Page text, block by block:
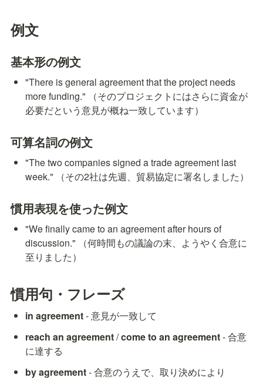
例文
基本形の例文
"There is general agreement that the project needs
more funding." （そのプロジェクトにはさらに資金が
必要だという意見が概ね一致しています）
可算名詞の例文
"The two companies signed a trade agreement last
week." （その2社は先週、貿易協定に署名しました）
慣用表現を使った例文
"We finally came to an agreement after hours of
discussion." （何時間もの議論の末、ようやく合意に
至りました）
慣用句・フレーズ
in agreement - 意見が一致して
reach an agreement / come to an agreement - 合意
に達する
by agreement - 合意のうえで、取り決めにより